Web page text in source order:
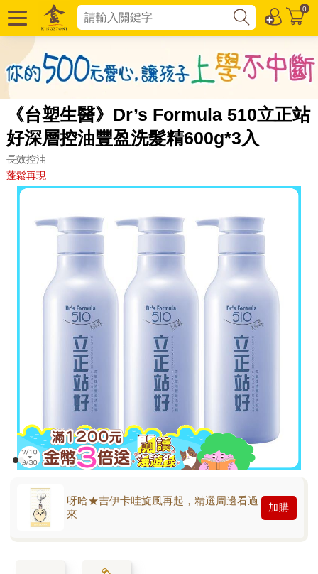
0
《台塑生醫》Dr’s Formula 510立正站
好深層控油豐盈洗髮精600g*3入
長效控油
蓬鬆再現
呀哈★吉伊卡哇旋風再起，精選周邊看過
來
加購